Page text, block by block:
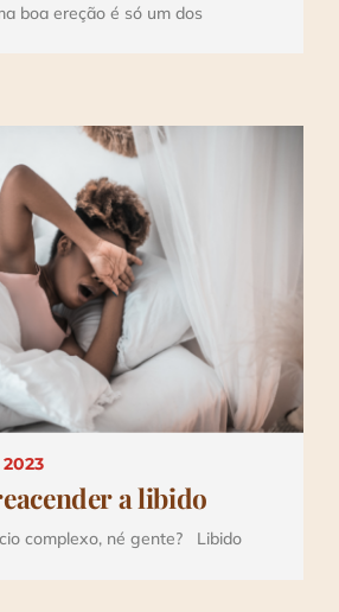
boa ereção é só um dos
a libido
complexo, né gente? Libido